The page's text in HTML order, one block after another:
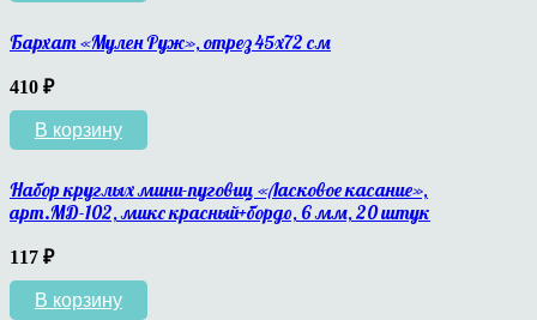
Бархат «Мулен Руж», отрез 45х72 см
410 ₽
В корзину
Набор круглых мини-пуговиц «Ласковое касание»,
арт.МД-102, микс красный+бордо, 6 мм, 20 штук
117 ₽
В корзину